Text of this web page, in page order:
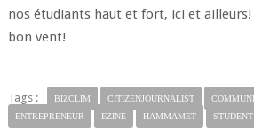
nos étudiants haut et fort, ici et ailleurs!
bon vent!
Tags : BIZCLIM CITIZENJOURNALIST
ENTREPRENEUR
EZINE HAMMAMET STUDENT